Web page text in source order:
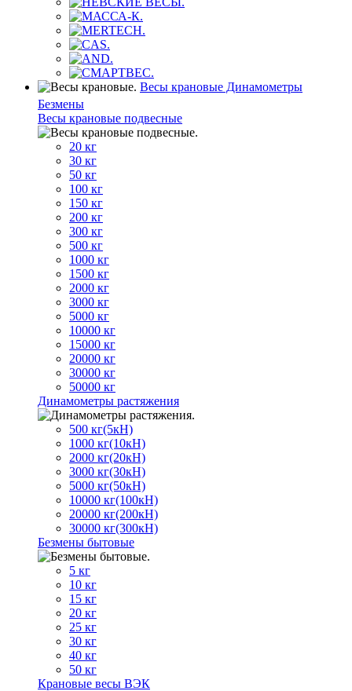
Весы крановые Динамометры
Безмены
Весы крановые подвесные
20 кг
30 кг
50 кг
100 кг
150 кг
200 кг
300 кг
500 кг
1000 кг
1500 кг
2000 кг
3000 кг
5000 кг
10000 кг
15000 кг
20000 кг
30000 кг
50000 кг
Динамометры растяжения
500 кг(5кН)
1000 кг(10кН)
2000 кг(20кН)
3000 кг(30кН)
5000 кг(50кН)
10000 кг(100кН)
20000 кг(200кН)
30000 кг(300кН)
Безмены бытовые
5 кг
10 кг
15 кг
20 кг
25 кг
30 кг
40 кг
50 кг
Крановые весы ВЭК